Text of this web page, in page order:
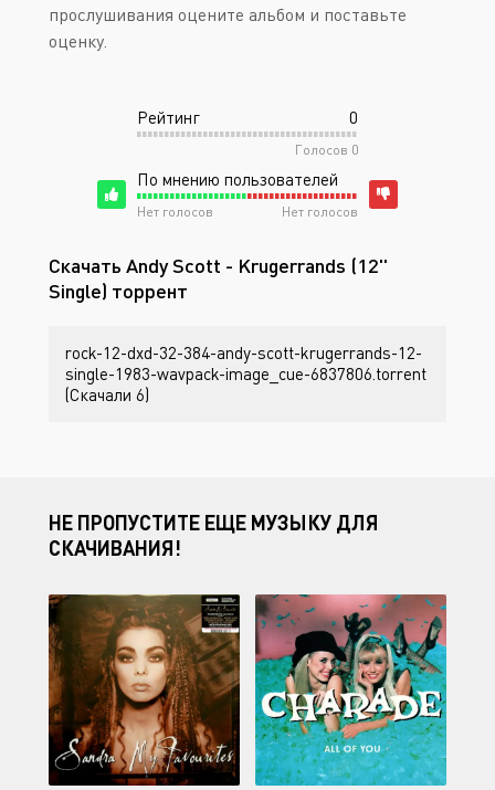
прослушивания оцените альбом и поставьте
оценку.
Рейтинг 0
Голосов 0
По мнению пользователей
Нет голосов Нет голосов
Скачать Andy Scott - Krugerrands (12''
Single) торрент
rock-12-dxd-32-384-andy-scott-krugerrands-12-
single-1983-wavpack-image_cue-6837806.torrent
(Скачали 6)
НЕ ПРОПУСТИТЕ ЕЩЕ МУЗЫКУ ДЛЯ
СКАЧИВАНИЯ!